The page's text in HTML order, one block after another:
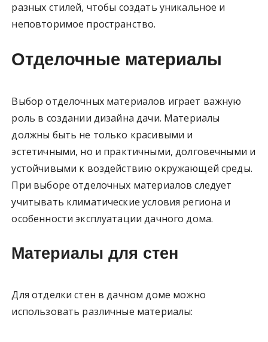
разных стилей, чтобы создать уникальное и
неповторимое пространство.
Отделочные материалы
Выбор отделочных материалов играет важную
роль в создании дизайна дачи. Материалы
должны быть не только красивыми и
эстетичными, но и практичными, долговечными и
устойчивыми к воздействию окружающей среды.
При выборе отделочных материалов следует
учитывать климатические условия региона и
особенности эксплуатации дачного дома.
Материалы для стен
Для отделки стен в дачном доме можно
использовать различные материалы: